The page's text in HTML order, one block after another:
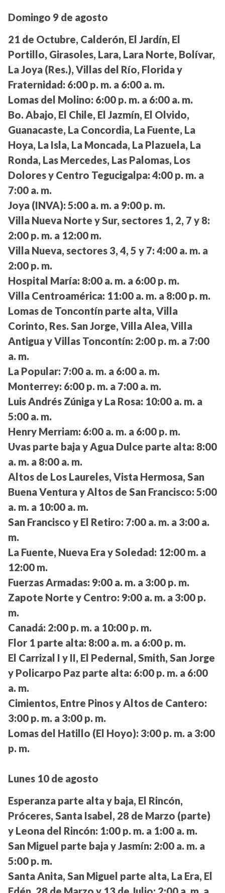
Domingo 9 de agosto
21 de Octubre, Calderón, El Jardín, El
Portillo, Girasoles, Lara, Lara Norte, Bolívar,
La Joya (Res.), Villas del Río, Florida y
Fraternidad: 6:00 p. m. a 6:00 a. m.
Lomas del Molino: 6:00 p. m. a 6:00 a. m.
Bo. Abajo, El Chile, El Jazmín, El Olvido,
Guanacaste, La Concordia, La Fuente, La
Hoya, La Isla, La Moncada, La Plazuela, La
Ronda, Las Mercedes, Las Palomas, Los
Dolores y Centro Tegucigalpa: 4:00 p. m. a
7:00 a. m.
Joya (INVA): 5:00 a. m. a 9:00 p. m.
Villa Nueva Norte y Sur, sectores 1, 2, 7 y 8:
2:00 p. m. a 12:00 m.
Villa Nueva, sectores 3, 4, 5 y 7: 4:00 a. m. a
2:00 p. m.
Hospital María: 8:00 a. m. a 6:00 p. m.
Villa Centroamérica: 11:00 a. m. a 8:00 p. m.
Lomas de Toncontín parte alta, Villa
Corinto, Res. San Jorge, Villa Alea, Villa
Antigua y Villas Toncontín: 2:00 p. m. a 7:00
a. m.
La Popular: 7:00 a. m. a 6:00 a. m.
Monterrey: 6:00 p. m. a 7:00 a. m.
Luis Andrés Zúniga y La Rosa: 10:00 a. m. a
5:00 a. m.
Henry Merriam: 6:00 a. m. a 6:00 p. m.
Uvas parte baja y Agua Dulce parte alta: 8:00
a. m. a 8:00 a. m.
Altos de Los Laureles, Vista Hermosa, San
Buena Ventura y Altos de San Francisco: 5:00
a. m. a 10:00 a. m.
San Francisco y El Retiro: 7:00 a. m. a 3:00 a.
m.
La Fuente, Nueva Era y Soledad: 12:00 m. a
12:00 m.
Fuerzas Armadas: 9:00 a. m. a 3:00 p. m.
Zapote Norte y Centro: 9:00 a. m. a 3:00 p.
m.
Canadá: 2:00 p. m. a 10:00 p. m.
Flor 1 parte alta: 8:00 a. m. a 6:00 p. m.
El Carrizal I y II, El Pedernal, Smith, San Jorge
y Policarpo Paz parte alta: 6:00 p. m. a 6:00
a. m.
Cimientos, Entre Pinos y Altos de Cantero:
3:00 p. m. a 3:00 p. m.
Lomas del Hatillo (El Hoyo): 3:00 p. m. a 3:00
p. m.
Lunes 10 de agosto
Esperanza parte alta y baja, El Rincón,
Próceres, Santa Isabel, 28 de Marzo (parte)
y Leona del Rincón: 1:00 p. m. a 1:00 a. m.
San Miguel parte baja y Jasmín: 2:00 a. m. a
5:00 p. m.
Santa Anita, San Miguel parte alta, La Era, El